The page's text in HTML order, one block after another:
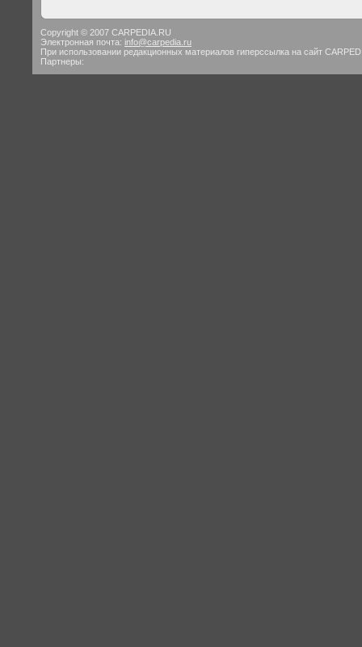
Copyright © 2007 CARPEDIA.RU
Электронная почта: info@carpedia.ru
При использовании редакционных материалов гиперссылка на сайт
Партнеры: